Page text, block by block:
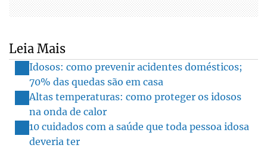
Leia Mais
Idosos: como prevenir acidentes domésticos;
70% das quedas são em casa
Altas temperaturas: como proteger os idosos
na onda de calor
10 cuidados com a saúde que toda pessoa idosa
deveria ter